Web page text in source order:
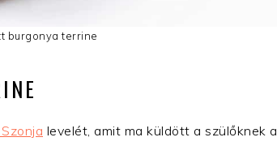
burgonya terrine
levelét, amit ma küldött a szülőknek a